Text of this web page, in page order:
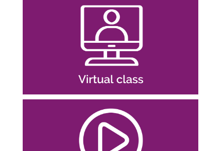
Ingresar
Gestionar tu equipo